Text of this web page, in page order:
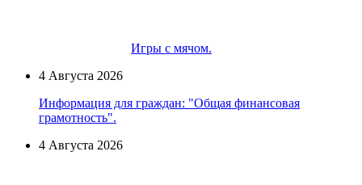
Игры с мячом.
4 Августа 2026
Информация для граждан: "Общая финансовая
грамотность".
4 Августа 2026